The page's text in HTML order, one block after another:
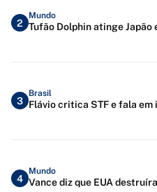
2
Mundo
Tufão Dolphin atinge Japão
3
Brasil
Flávio critica STF e fala
4
Mundo
Vance diz que EUA